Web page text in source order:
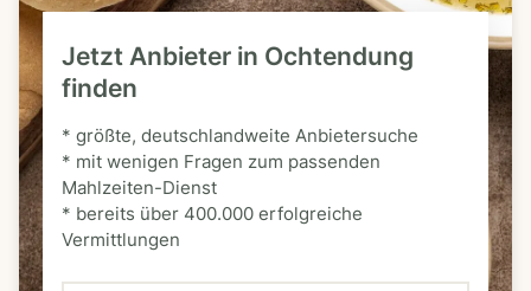
Jetzt Anbieter in Ochtendung
finden
* größte, deutschlandweite Anbietersuche
* mit wenigen Fragen zum passenden
Mahlzeiten-Dienst
* bereits über 400.000 erfolgreiche
Vermittlungen